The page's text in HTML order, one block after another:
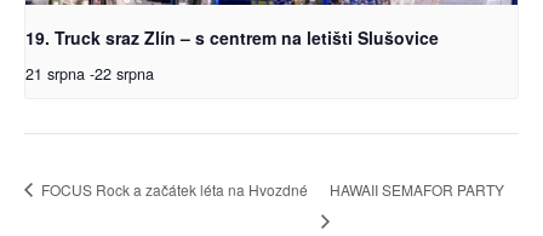
19. Truck sraz Zlín – s centrem na letišti Slušovice
21 srpna -22 srpna
FOCUS Rock a začátek léta na Hvozdné HAWAII SEMAFOR PARTY